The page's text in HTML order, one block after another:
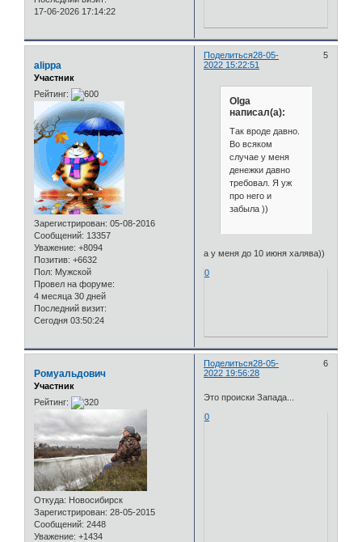
17-06-2026 17:14:22
Поделиться 5
28-05-
2022 15:22:51
alippa
Участник
Рейтинг:
Зарегистрирован: 05-08-2016
Сообщений: 13357
Уважение: +8094
Позитив: +6632
Пол: Мужской
Провел на форуме:
4 месяца 30 дней
Последний визит:
Сегодня 03:50:24
Olga
написал(а):
Так вроде давно.
Во всяком
случае у меня
денежки давно
требовал. Я уж
про него и
забыла ))
а у меня до 10 июня халява))
0
Поделиться 6
28-05-
2022 19:56:28
Ромуальдович
Участник
Рейтинг:
Откуда: Новосибирск
Зарегистрирован: 28-05-2015
Сообщений: 2448
Уважение: +1434
Это происки Запада...
0